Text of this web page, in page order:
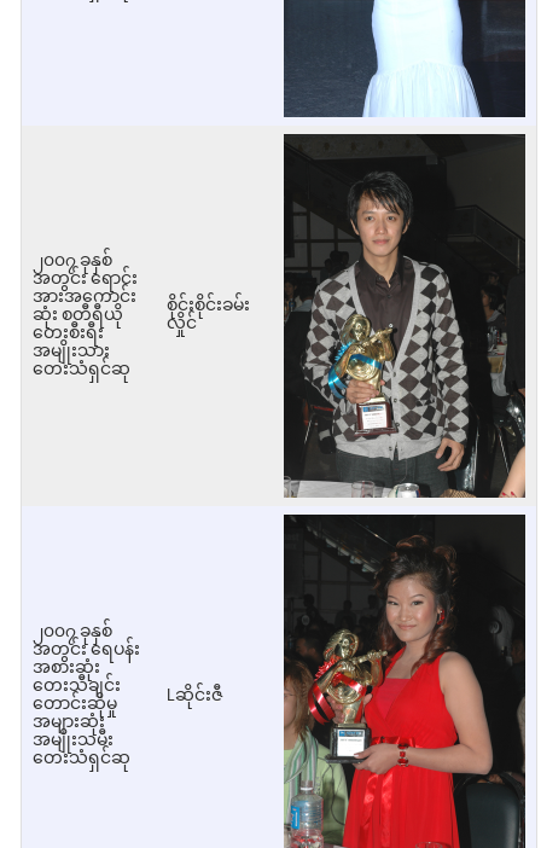
၂၀၀၇ ခုနှစ်
အတွင်း ရောင်း
အားအကောင်း
ဆုံး စတီရီယို
တေးစီးရီး
အမျိုးသား
တေးသံရှင်ဆု
စိုင်းစိုင်းခမ်း
လှိုင်
၂၀၀၇ ခုနှစ်
အတွင်း ရေပန်း
အစားဆုံး
တေးသီချင်း
တောင်းဆိုမှု
အများဆုံး
အမျိုးသမီး
တေးသံရှင်ဆု
Lဆိုင်းဇီ